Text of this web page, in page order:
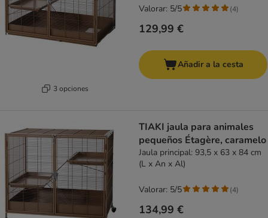
3 opciones
129,99 €
Valorar: 5/5 (4)
Añadir a la cesta
TIAKI jaula para animales
pequeños Étagère, caramelo
Jaula principal: 93,5 x 63 x 84 cm
(L x An x Al)
134,99 €
Valorar: 5/5 (4)